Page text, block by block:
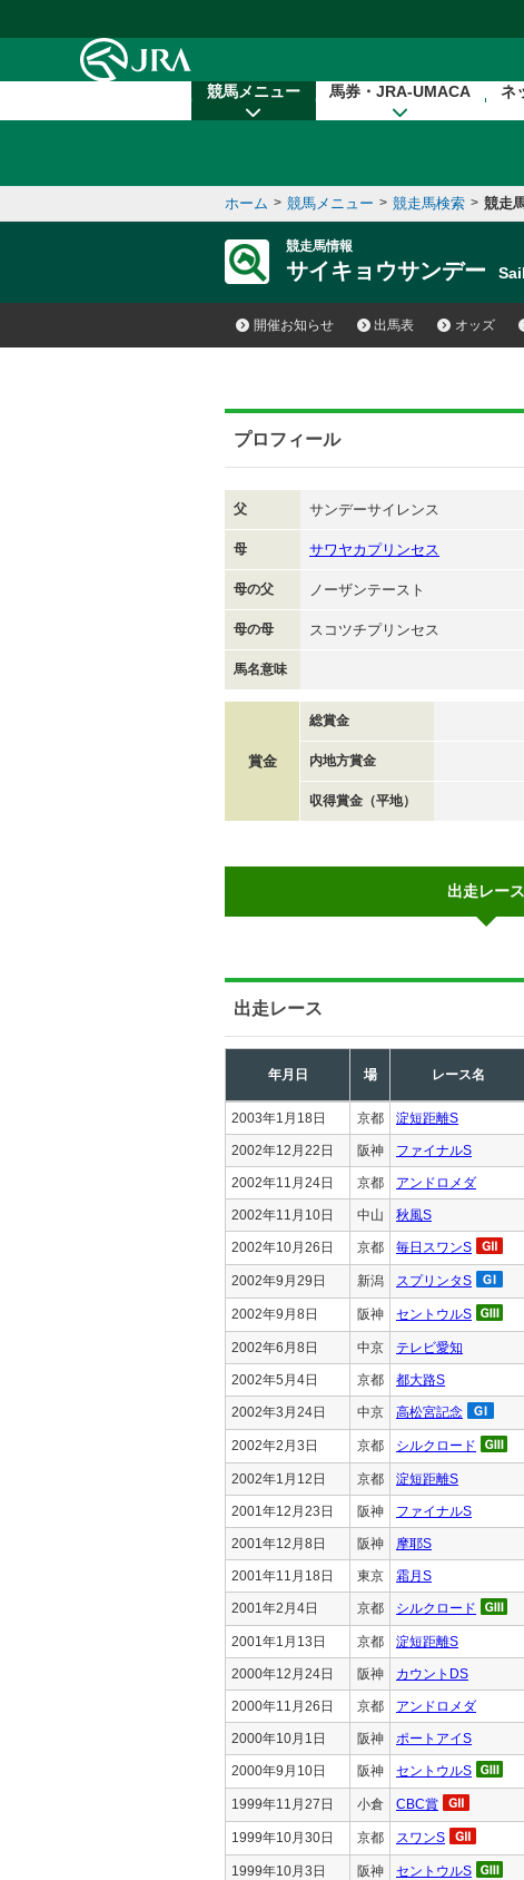
競馬メニュー 馬券・JRA-UMACA ネ
ホーム > 競馬メニュー > 競走馬検索 > 競走
競走馬情報
サイキョウサンデー
開催お知らせ 出馬表 オッズ
プロフィール
父 サンデーサイレンス
母 サワヤカプリンセス
母の父 ノーザンテースト
母の母 スコツチプリンセス
馬名意味
賞金
総賞金
内地方賞金
収得賞金（平地）
出走レース
出走レース
年月日 場 レース名
2003年1月18日 京都 淀短距離S
2002年12月22日 阪神 ファイナルS
2002年11月24日 京都 アンドロメダ
2002年11月10日 中山 秋風S
2002年10月26日 京都 毎日スワンS
2002年9月29日 新潟 スプリンタS
2002年9月8日 阪神 セントウルS
2002年6月8日 中京 テレビ愛知
2002年5月4日 京都 都大路S
2002年3月24日 中京 高松宮記念
2002年2月3日 京都 シルクロード
2002年1月12日 京都 淀短距離S
2001年12月23日 阪神 ファイナルS
2001年12月8日 阪神 摩耶S
2001年11月18日 東京 霜月S
2001年2月4日 京都 シルクロード
2001年1月13日 京都 淀短距離S
2000年12月24日 阪神 カウントDS
2000年11月26日 京都 アンドロメダ
2000年10月1日 阪神 ポートアイS
2000年9月10日 阪神 セントウルS
1999年11月27日 小倉 CBC賞
1999年10月30日 京都 スワンS
1999年10月3日 阪神 セントウルS